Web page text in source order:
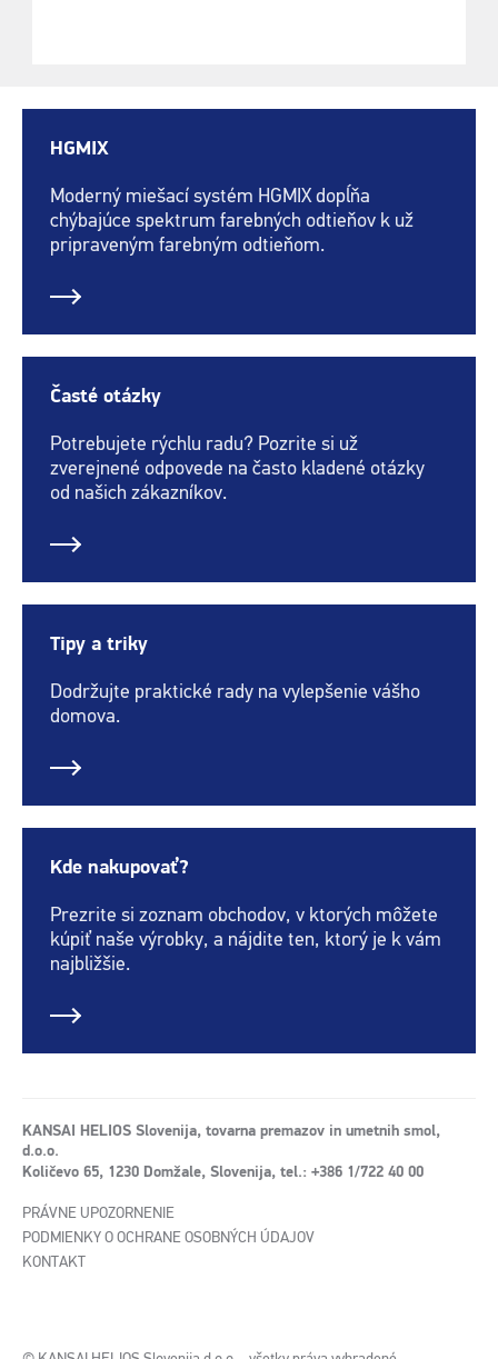
HGMIX
Moderný miešací systém HGMIX dopĺňa
chýbajúce spektrum farebných odtieňov k už
pripraveným farebným odtieňom.
Časté otázky
Potrebujete rýchlu radu? Pozrite si už
zverejnené odpovede na často kladené otázky
od našich zákazníkov.
Tipy a triky
Dodržujte praktické rady na vylepšenie vášho
domova.
Kde nakupovať?
Prezrite si zoznam obchodov, v ktorých môžete
kúpiť naše výrobky, a nájdite ten, ktorý je k vám
najbližšie.
KANSAI HELIOS Slovenija, tovarna premazov in umetnih smol,
d.o.o.
Količevo 65, 1230 Domžale, Slovenija, tel.: +386 1/722 40 00
PRÁVNE UPOZORNENIE
PODMIENKY O OCHRANE OSOBNÝCH ÚDAJOV
KONTAKT